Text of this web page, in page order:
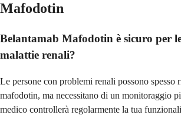
Mafodotin
Belantamab Mafodotin è sicuro per
malattie renali?
Le persone con problemi renali possono spesso
mafodotin, ma necessitano di un monitoraggio
medico controllerà regolarmente la tua